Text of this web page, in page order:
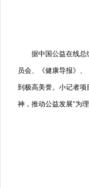
据中国公益在线总
员会、《健康导报》
到极高美誉。小记者项
神，推动公益发展”为